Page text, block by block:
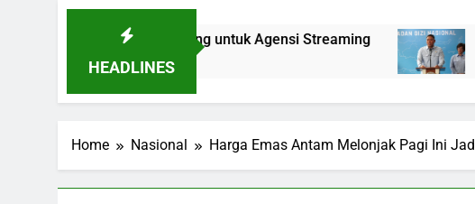
HEADLINES
Talenta Penting untuk Agensi Streaming BGN
5 Jam Ago
Home Nasional Harga Emas Antam Melonjak Pagi Ini